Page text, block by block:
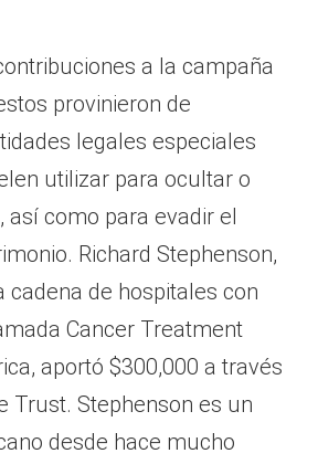
a la campaña
provinieron de
legales especiales
utilizar para ocultar o
así como para evadir el
Richard Stephenson,
cadena de hospitales con
Cancer Treatment
aportó $300,000 a través
Trust. Stephenson es un
desde hace mucho